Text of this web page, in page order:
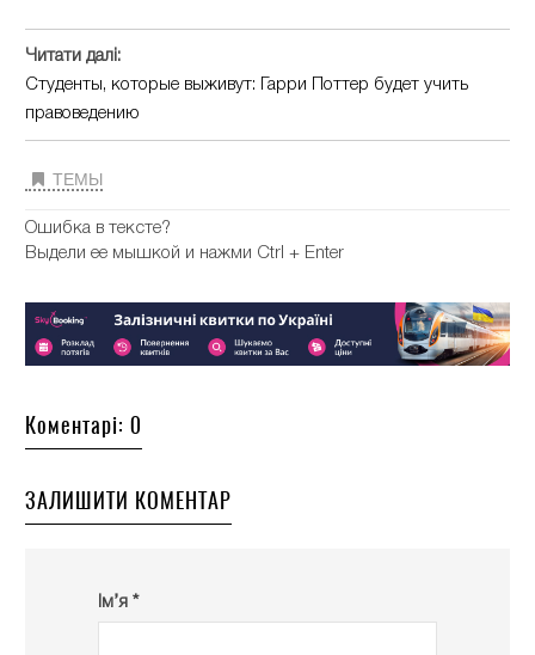
Читати далі:
Студенты, которые выживут: Гарри Поттер будет учить
правоведению
ТЕМЫ
Ошибка в тексте?
Выдели ее мышкой и нажми Ctrl + Enter
Коментарі: 0
ЗАЛИШИТИ КОМЕНТАР
Ім’я *